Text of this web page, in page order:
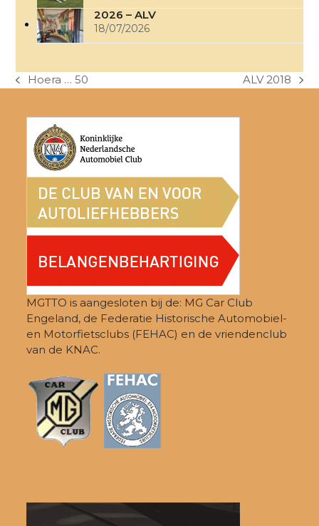
2026 – ALV
18/07/2026
previous
Hoera … 50
next
ALV 2018
MGTTO is aangesloten bij de: MG Car Club
Engeland, de Federatie Historische Automobiel-
en Motorfietsclubs (FEHAC) en de vriendenclub
van de KNAC.